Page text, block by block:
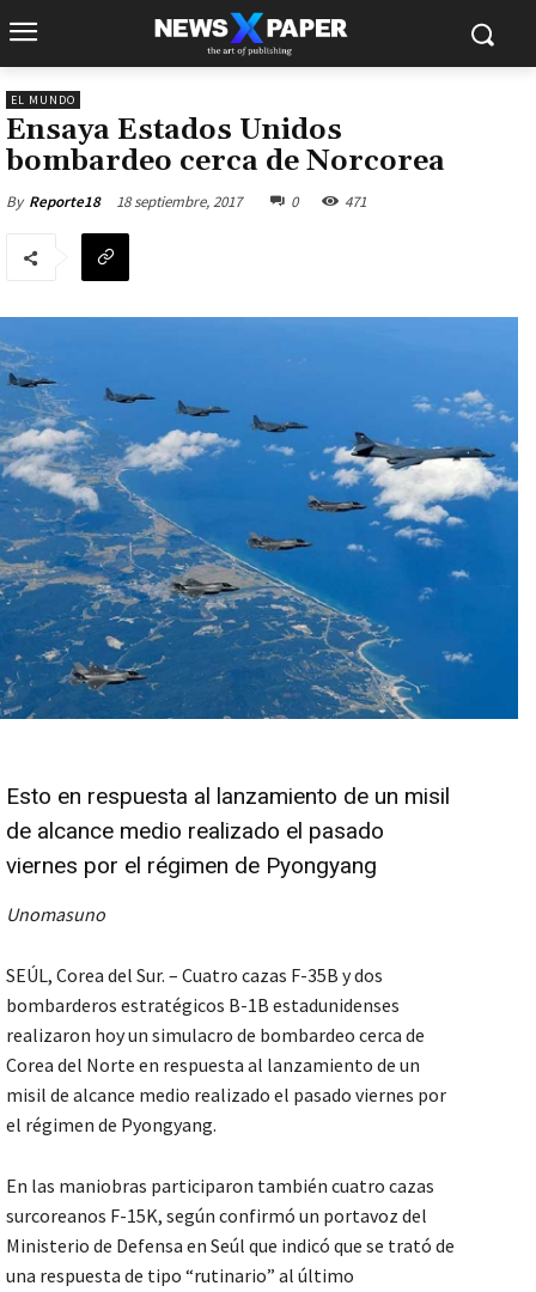
EL MUNDO
Ensaya Estados Unidos
bombardeo cerca de Norcorea
By Reporte18 18 septiembre, 2017 0 471
Esto en respuesta al lanzamiento de un misil
de alcance medio realizado el pasado
viernes por el régimen de Pyongyang
Unomasuno
SEÚL, Corea del Sur. – Cuatro cazas F-35B y dos
bombarderos estratégicos B-1B estadunidenses
realizaron hoy un simulacro de bombardeo cerca de
Corea del Norte en respuesta al lanzamiento de un
misil de alcance medio realizado el pasado viernes por
el régimen de Pyongyang.
En las maniobras participaron también cuatro cazas
surcoreanos F-15K, según confirmó un portavoz del
Ministerio de Defensa en Seúl que indicó que se trató de
una respuesta de tipo “rutinario” al último